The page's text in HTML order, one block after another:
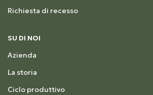
Richiesta di recesso
SU DI NOI
Azienda
La storia
Ciclo produttivo